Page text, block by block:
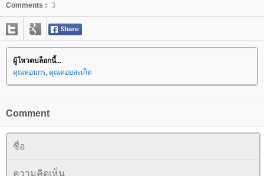
Comments : 3
ผู้โหวตบล็อกนี้...
คุณหอมกร คุณดอยสะเก็ด
Comment